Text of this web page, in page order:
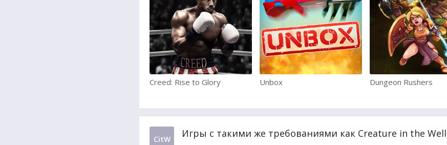
Creed: Rise to Glory Unbox Dungeon Rushers
CitW Игры с такими же требованиями как Creature in the Well